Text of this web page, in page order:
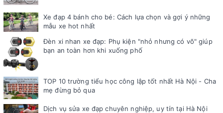
Xe đạp 4 bánh cho bé: Cách lựa chọn và gợi ý những
mẫu xe hot nhất
Đèn xi nhan xe đạp: Phụ kiện "nhỏ nhưng có võ" giúp
bạn an toàn hơn khi xuống phố
TOP 10 trường tiểu học công lập tốt nhất Hà Nội - Cha
mẹ đừng bỏ qua
Dịch vụ sửa xe đạp chuyên nghiệp, uy tín tại Hà Nội